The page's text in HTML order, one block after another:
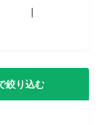
絞り込む